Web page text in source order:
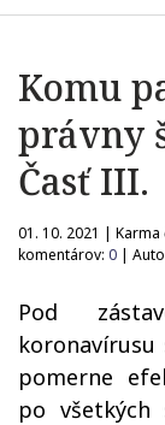
Komu
právny
Časť III.
01. 10. 2021 | Karma
komentárov: 0 |
Pod
koronavírusu
pomerne
po všetkých